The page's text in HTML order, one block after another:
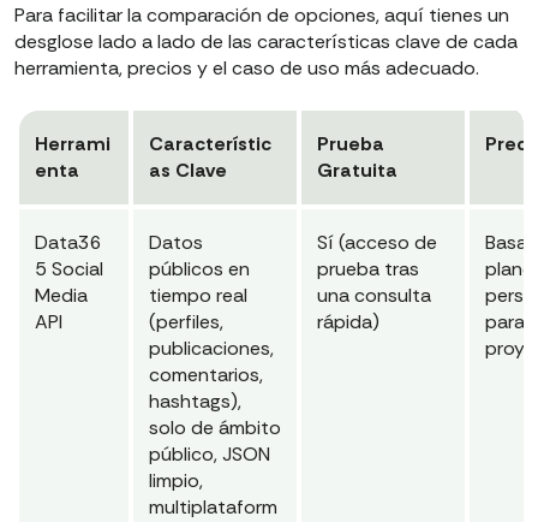
Para facilitar la comparación de opciones, aquí tienes un
desglose lado a lado de las características clave de cada
herramienta, precios y el caso de uso más adecuado.
Herrami
enta
Característic
as Clave
Prueba
Gratuita
Data36
5 Social
Media
API
Datos
públicos en
tiempo real
(perfiles,
publicaciones,
comentarios,
hashtags),
solo de ámbito
público, JSON
limpio,
multiplataform
Sí (acceso de
prueba tras
una consulta
rápida)
para